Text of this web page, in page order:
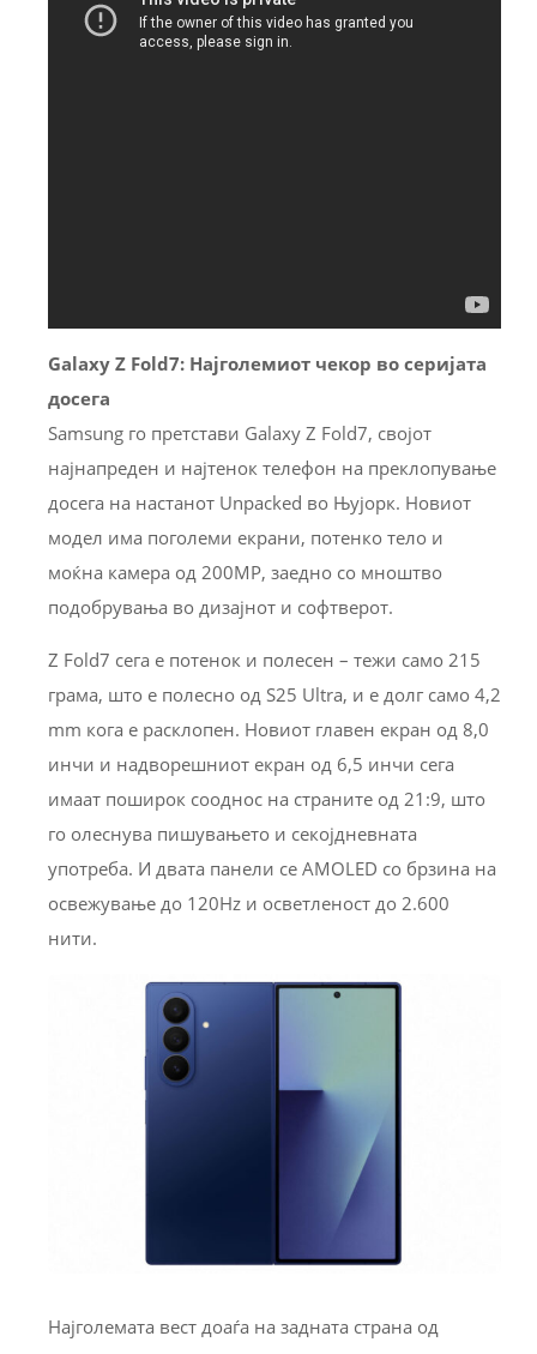
Galaxy Z Fold7: Најголемиот чекор во серијата
досега
Samsung го претстави Galaxy Z Fold7, својот
најнапреден и најтенок телефон на преклопување
досега на настанот Unpacked во Њујорк. Новиот
модел има поголеми екрани, потенко тело и
моќна камера од 200MP, заедно со мноштво
подобрувања во дизајнот и софтверот.
Z Fold7 сега е потенок и полесен – тежи само 215
грама, што е полесно од S25 Ultra, и е долг само 4,2
mm кога е расклопен. Новиот главен екран од 8,0
инчи и надворешниот екран од 6,5 инчи сега
имаат поширок сооднос на страните од 21:9, што
го олеснува пишувањето и секојдневната
употреба. И двата панели се AMOLED со брзина на
освежување до 120Hz и осветленост до 2.600
нити.
Најголемата вест доаѓа на задната страна од